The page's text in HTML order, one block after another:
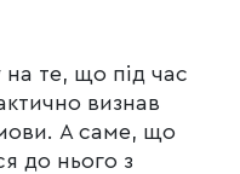
те, що під час
визнав
А саме, що
до нього з